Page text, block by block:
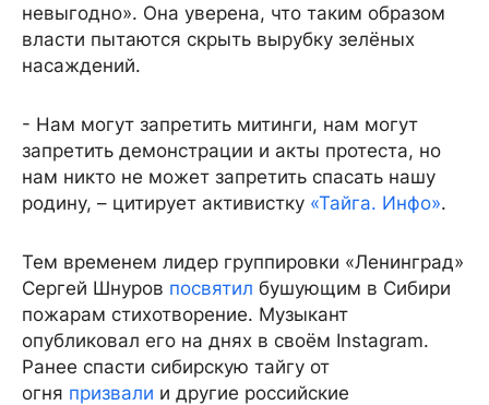
невыгодно». Она уверена, что таким образом
власти пытаются скрыть вырубку зелёных
насаждений.
- Нам могут запретить митинги, нам могут
запретить демонстрации и акты протеста, но
нам никто не может запретить спасать нашу
родину, – цитирует активистку «Тайга. Инфо».
Тем временем лидер группировки «Ленинград»
Сергей Шнуров посвятил бушующим в Сибири
пожарам стихотворение. Музыкант
опубликовал его на днях в своём Instagram.
Ранее спасти сибирскую тайгу от
огня призвали и другие российские